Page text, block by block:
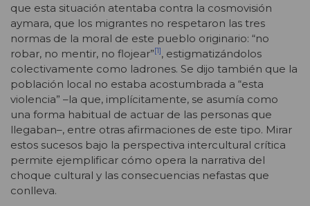
que esta situación atentaba contra la cosmovisión
aymara, que los migrantes no respetaron las tres
normas de la moral de este pueblo originario: “no
robar, no mentir, no flojear”[1], estigmatizándolos
colectivamente como ladrones. Se dijo también que la
población local no estaba acostumbrada a “esta
violencia” –la que, implícitamente, se asumía como
una forma habitual de actuar de las personas que
llegaban–, entre otras afirmaciones de este tipo. Mirar
estos sucesos bajo la perspectiva intercultural crítica
permite ejemplificar cómo opera la narrativa del
choque cultural y las consecuencias nefastas que
conlleva.